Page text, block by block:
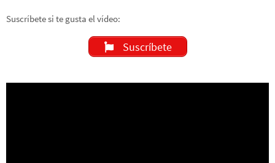
Suscríbete si te gusta el vídeo:
Suscríbete